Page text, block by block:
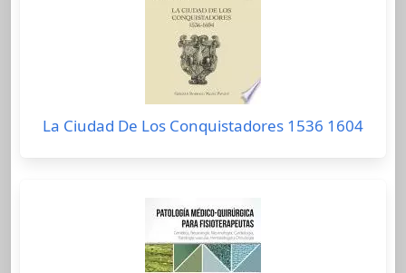
La Ciudad De Los Conquistadores 1536 1604